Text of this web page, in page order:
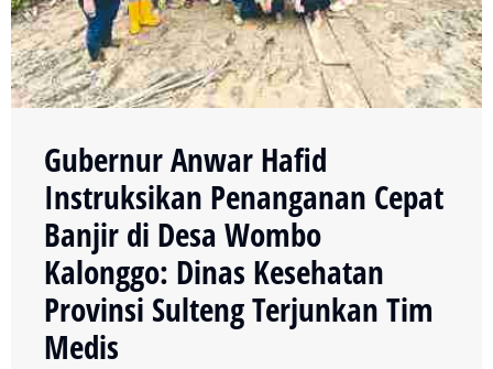
Gubernur Anwar Hafid
Instruksikan Penanganan Cepat
Banjir di Desa Wombo
Kalonggo: Dinas Kesehatan
Provinsi Sulteng Terjunkan Tim
Medis